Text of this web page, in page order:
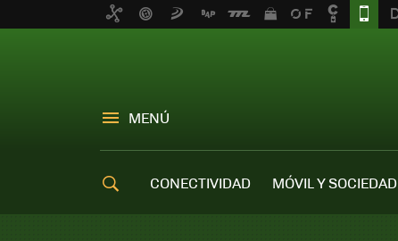
MENÚ
CONECTIVIDAD MÓVIL Y SOCIEDAD